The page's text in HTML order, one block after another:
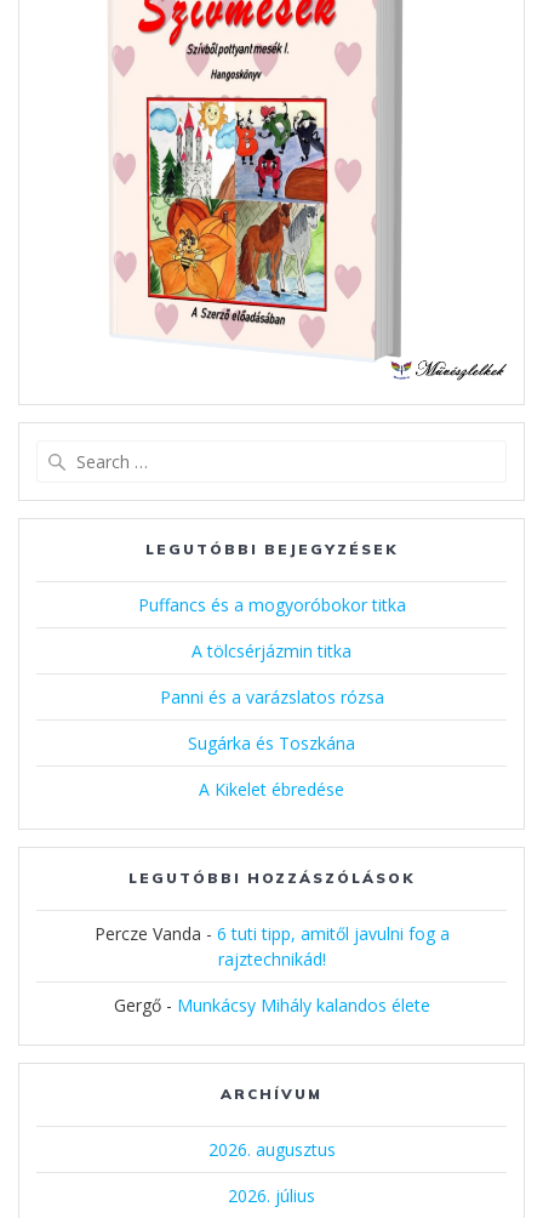
LEGUTÓBBI BEJEGYZÉSEK
Puffancs és a mogyoróbokor titka
A tölcsérjázmin titka
Panni és a varázslatos rózsa
Sugárka és Toszkána
A Kikelet ébredése
LEGUTÓBBI HOZZÁSZÓLÁSOK
Percze Vanda - 6 tuti tipp, amitől javulni fog a
rajztechnikád!
Gergő- Munkácsy Mihály kalandos élete
ARCHÍVUM
2026. augusztus
2026. július